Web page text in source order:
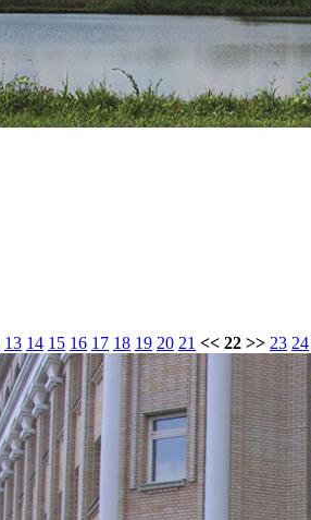
13 14 15 16 17 18 19 20 21 << 22 >> 23 24